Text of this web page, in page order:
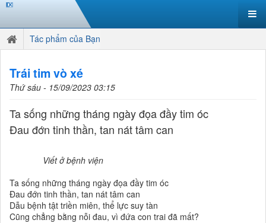
Tác phẩm của Bạn
Trái tim vò xé
Thứ sáu - 15/09/2023 03:15
Ta sống những tháng ngày đọa đầy tim óc
Đau đớn tinh thần, tan nát tâm can
Viết ở bệnh viện
Ta sống những tháng ngày đọa đầy tim óc
Đau đớn tinh thần, tan nát tâm can
Dẫu bệnh tật triền miên, thể lực suy tàn
Cũng chẳng bằng nỗi đau, vì đứa con trai đã mất?